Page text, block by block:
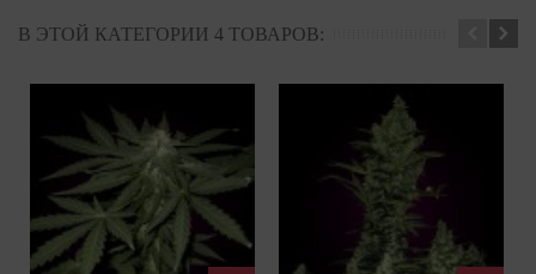
В ЭТОЙ КАТЕГОРИИ 4 ТОВАРОВ: